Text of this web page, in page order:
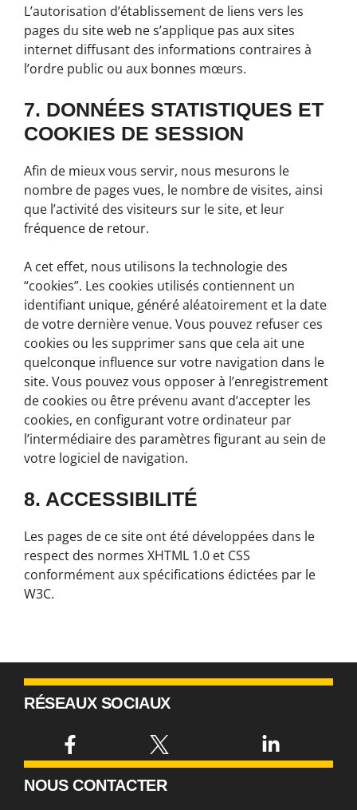
L’autorisation d’établissement de liens vers les
pages du site web ne s’applique pas aux sites
internet diffusant des informations contraires à
l’ordre public ou aux bonnes mœurs.
7. DONNÉES STATISTIQUES ET
COOKIES DE SESSION
Afin de mieux vous servir, nous mesurons le
nombre de pages vues, le nombre de visites, ainsi
que l’activité des visiteurs sur le site, et leur
fréquence de retour.
A cet effet, nous utilisons la technologie des
“cookies”. Les cookies utilisés contiennent un
identifiant unique, généré aléatoirement et la date
de votre dernière venue. Vous pouvez refuser ces
cookies ou les supprimer sans que cela ait une
quelconque influence sur votre navigation dans le
site. Vous pouvez vous opposer à l’enregistrement
de cookies ou être prévenu avant d’accepter les
cookies, en configurant votre ordinateur par
l’intermédiaire des paramètres figurant au sein de
votre logiciel de navigation.
8. ACCESSIBILITÉ
Les pages de ce site ont été développées dans le
respect des normes XHTML 1.0 et CSS
conformément aux spécifications édictées par le
W3C.
RÉSEAUX SOCIAUX
NOUS CONTACTER